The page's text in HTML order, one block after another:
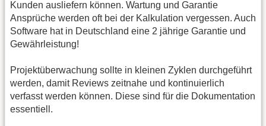
Kunden ausliefern können. Wartung und Garantie
Ansprüche werden oft bei der Kalkulation vergessen. Auch
Software hat in Deutschland eine 2 jährige Garantie und
Gewährleistung!
Projektüberwachung sollte in kleinen Zyklen durchgeführt
werden, damit Reviews zeitnahe und kontinuierlich
verfasst werden können. Diese sind für die Dokumentation
essentiell.